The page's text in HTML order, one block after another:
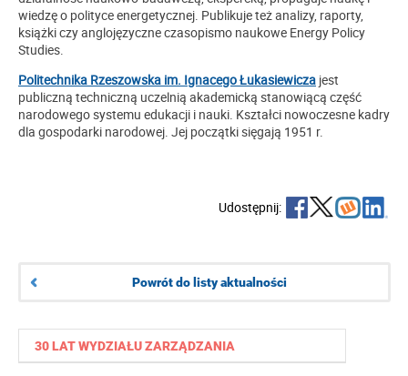
30 LAT WYDZIAŁU ZARZĄDZANIA
wiedzę o polityce energetycznej. Publikuje też analizy, raporty,
książki czy anglojęzyczne czasopismo naukowe Energy Policy
Studies.
Politechnika Rzeszowska im. Ignacego Łukasiewicza jest
publiczną techniczną uczelnią akademicką stanowiącą część
narodowego systemu edukacji i nauki. Kształci nowoczesne kadry
dla gospodarki narodowej. Jej początki sięgają 1951 r.
Udostępnij:
Powrót do listy aktualności